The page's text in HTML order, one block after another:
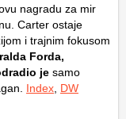
nagradu za mir
Carter ostaje
i trajnim fokusom
Forda,
je samo
Index DW